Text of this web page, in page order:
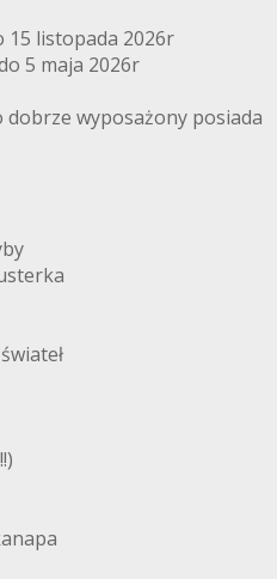
15 listopada 2026r
5 maja 2026r
wyposażony posiada